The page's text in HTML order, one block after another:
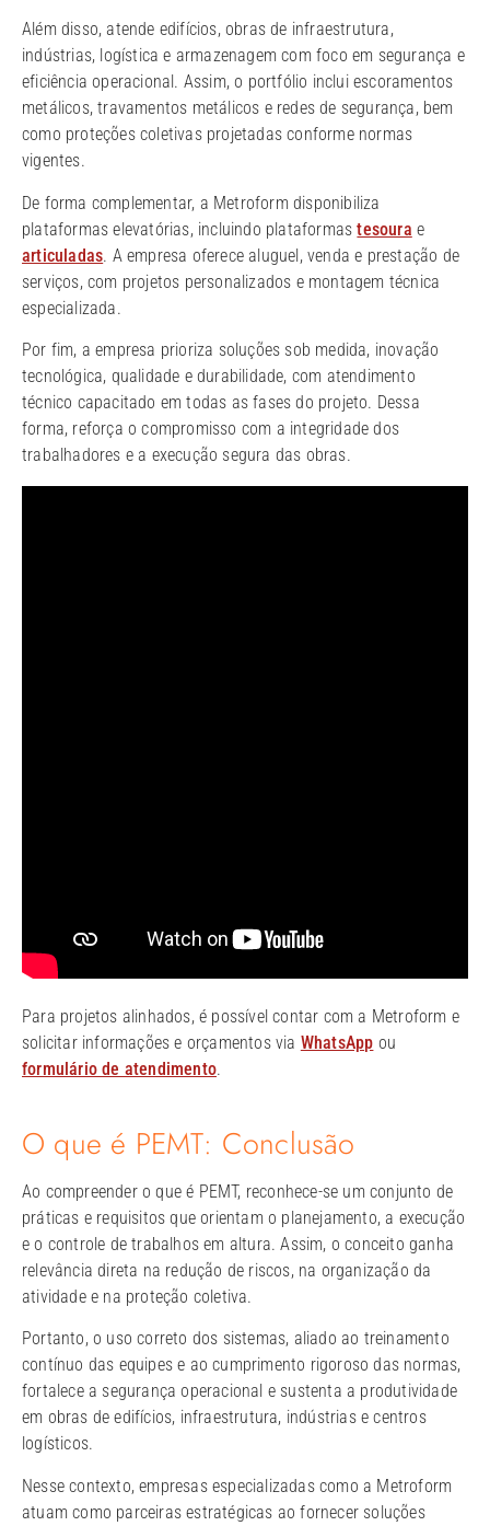
Além disso, atende edifícios, obras de infraestrutura,
indústrias, logística e armazenagem com foco em segurança e
eficiência operacional. Assim, o portfólio inclui escoramentos
metálicos, travamentos metálicos e redes de segurança, bem
como proteções coletivas projetadas conforme normas
vigentes.
De forma complementar, a Metroform disponibiliza
plataformas elevatórias, incluindo plataformastesoura e
articuladas. A empresa oferece aluguel, venda e prestação de
serviços, com projetos personalizados e montagem técnica
especializada.
Por fim, a empresa prioriza soluções sob medida, inovação
tecnológica, qualidade e durabilidade, com atendimento
técnico capacitado em todas as fases do projeto. Dessa
forma, reforça o compromisso com a integridade dos
trabalhadores e a execução segura das obras.
Para projetos alinhados, é possível contar com a Metroform e
solicitar informações e orçamentos via WhatsApp ou
formulário de atendimento.
O que é PEMT: Conclusão
Ao compreender o que é PEMT, reconhece-se um conjunto de
práticas e requisitos que orientam o planejamento, a execução
e o controle de trabalhos em altura. Assim, o conceito ganha
relevância direta na redução de riscos, na organização da
atividade e na proteção coletiva.
Portanto, o uso correto dos sistemas, aliado ao treinamento
contínuo das equipes e ao cumprimento rigoroso das normas,
fortalece a segurança operacional e sustenta a produtividade
em obras de edifícios, infraestrutura, indústrias e centros
logísticos.
Nesse contexto, empresas especializadas como a Metroform
atuam como parceiras estratégicas ao fornecer soluções